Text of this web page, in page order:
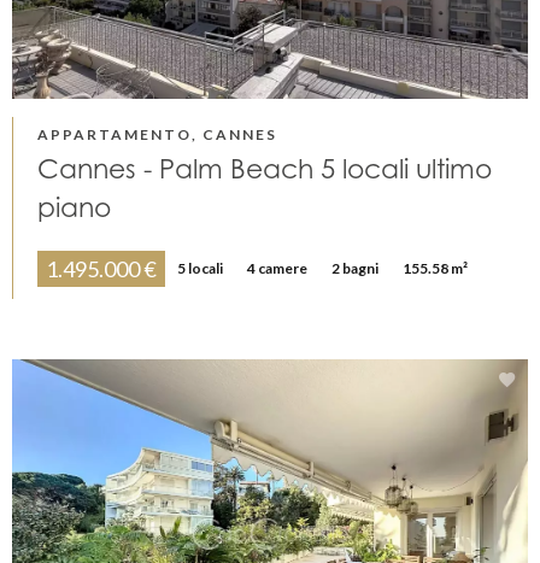
APPARTAMENTO, CANNES
Cannes - Palm Beach 5 locali ultimo
piano
1.495.000 € 5 locali 4 camere 2 bagni 155.58 m²